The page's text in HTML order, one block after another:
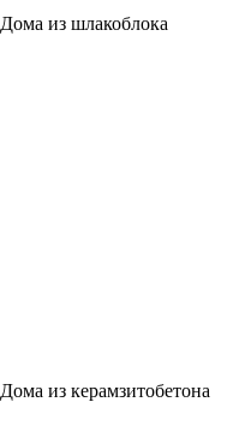
Дома из шлакоблока
Дома из керамзитобетона